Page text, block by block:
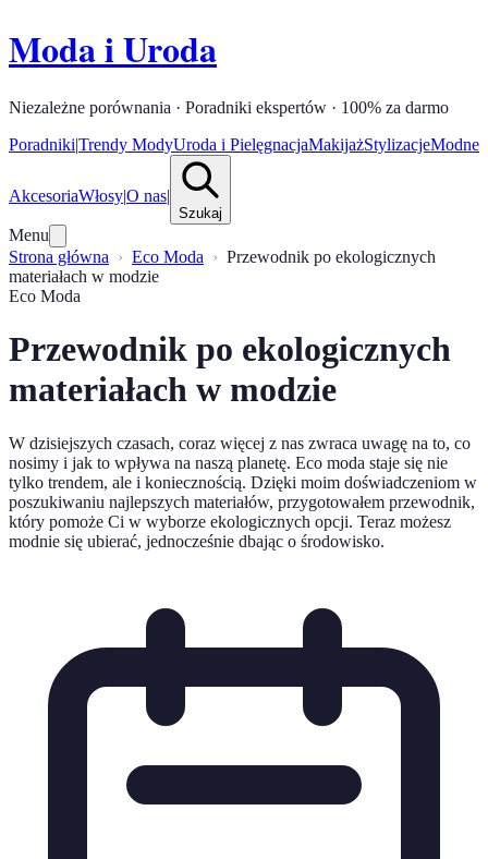
Moda i Uroda
Niezależne porównania · Poradniki ekspertów · 100% za darmo
Poradniki|Trendy ModyUroda i PielęgnacjaMakijażStylizacjeModne
AkcesoriaWłosy|O nas|
Szukaj
Menu
Strona główna
Eco Moda
Przewodnik po ekologicznych
materiałach w modzie
Eco Moda
Przewodnik po ekologicznych
materiałach w modzie
W dzisiejszych czasach, coraz więcej z nas zwraca uwagę na to, co
nosimy i jak to wpływa na naszą planetę. Eco moda staje się nie
tylko trendem, ale i koniecznością. Dzięki moim doświadczeniom w
poszukiwaniu najlepszych materiałów, przygotowałem przewodnik,
który pomoże Ci w wyborze ekologicznych opcji. Teraz możesz
modnie się ubierać, jednocześnie dbając o środowisko.